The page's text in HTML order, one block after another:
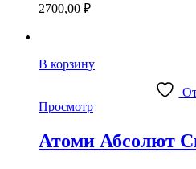
2700,00 ₽
В корзину
Просмотр
Атоми Абсолют